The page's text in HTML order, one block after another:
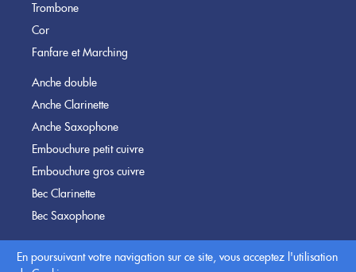
En poursuivant votre navigation sur ce site, vous acceptez l'utilisation
Trombone
Cor
Fanfare et Marching
Anche double
Anche Clarinette
Anche Saxophone
Embouchure petit cuivre
Embouchure gros cuivre
Bec Clarinette
Bec Saxophone
Microphone & Enregistreur